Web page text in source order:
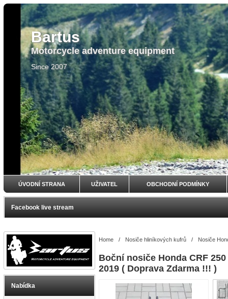
Bartus
Motorcycle adventure equipment
Since 2007
ÚVODNÍ STRANA UŽIVATEL OBCHODNÍ PODMÍNKY
Facebook live stream
Nabídka
Home / Nosiče hliníkových kufrů / Nosiče
Boční nosiče Honda CRF
2019 ( Doprava Zdarma !!! )